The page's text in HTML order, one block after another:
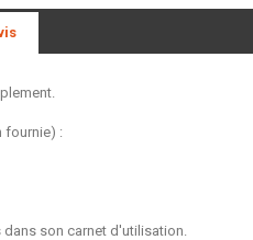
fournie) :
son carnet d'utilisation.